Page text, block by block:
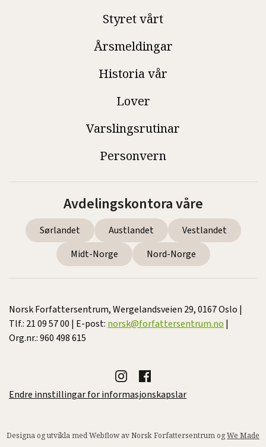
Styret vårt
Årsmeldingar
Historia vår
Lover
Varslingsrutinar
Personvern
Avdelingskontora våre
Sørlandet Austlandet
Vestlandet
Midt-Norge
Nord-Norge
Norsk Forfattersentrum, Wergelandsveien 29, 0167 Oslo |
Tlf.: 21 09 57 00 | E-post: norsk@forfattersentrum.no |
Org.nr.: 960 498 615
Endre innstillingar for informasjonskapslar
Designa og utvikla med Webflow av Norsk Forfattersentrum ogWe Made